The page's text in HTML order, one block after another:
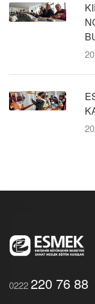
0222 220 76 88